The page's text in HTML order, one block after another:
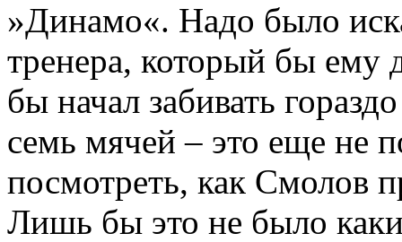
»Динамо«. Надо было
тренера, который бы ему
бы начал забивать
семь мячей – это еще не
посмотреть, как Смолов
Лишь бы это не было